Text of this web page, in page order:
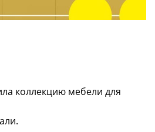
коллекцию мебели для